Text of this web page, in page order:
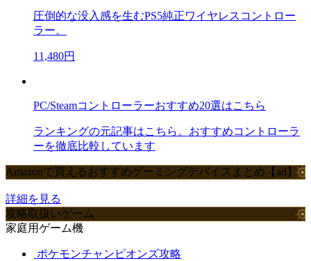
圧倒的な没入感を生むPS5純正ワイヤレスコントロー
ラー。
11,480円
PC/Steamコントローラーおすすめ20選はこちら
ランキングの元記事はこちら。おすすめコントローラ
ーを徹底比較しています
Amazonで買えるおすすめゲーミングデバイスまとめ【ad】
詳細を見る
攻略取扱いゲーム
家庭用ゲーム機
ポケモンチャンピオンズ攻略